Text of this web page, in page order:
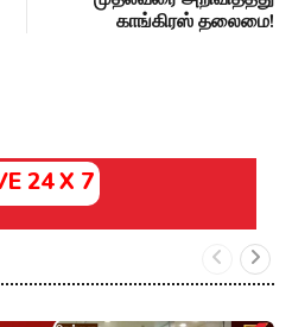
காங்கிரஸ் தலைமை!
24 X 7